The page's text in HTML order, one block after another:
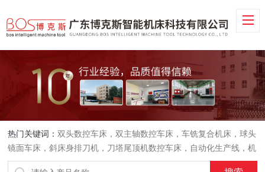
热门关键词：双头数控车床，双主轴数控车床，车铣复合机床，球头
镜面车床，斜床身排刀机，刀塔尾顶机数控车床，自动化生产线，机
械手